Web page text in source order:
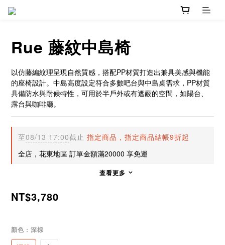
Rue 藤紋中島椅
以仿藤編紋理呈現自然質感，搭配PP材質打造出兼具美感與機能
的座椅設計。中島高度設定符合多數吧台與中島桌需求，PP材質
具備防水與耐候特性，可用於半戶外或有遮蔽的空間，如陽台、
露台與咖啡廳。
至08/13 17:00截止 指定商品，指定商品結帳9折起
全店，花東地區 訂單金額滿20000 享免運
查看更多
NT$3,780
顏色 : 深棕